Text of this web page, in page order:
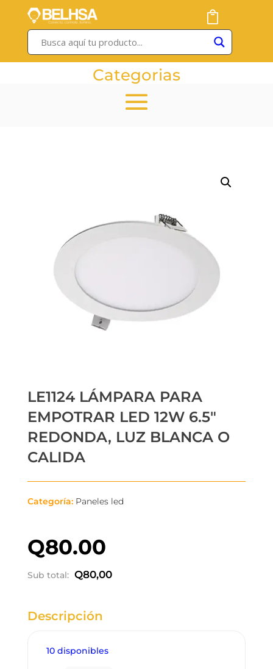
Categorias
LE1124 LÁMPARA PARA
EMPOTRAR LED 12W 6.5″
REDONDA, LUZ BLANCA O
CALIDA
Categoría: Paneles led
Q80.00
Sub total: Q80,00
Descripción
10 disponibles